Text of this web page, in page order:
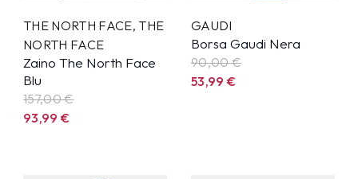
THE NORTH FACE, THE
NORTH FACE
Zaino The North Face
Blu
157,00 €
93,99€
GAUDI
Borsa Gaudi Nera
90,00 €
53,99€